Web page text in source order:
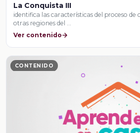
La Conquista III
identifica las características del proceso
otras regiones del …
Ver contenido
CONTENIDO